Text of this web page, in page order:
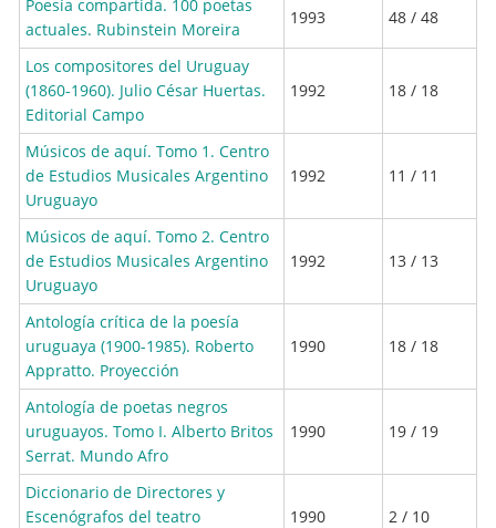
Poesía compartida. 100 poetas
actuales. Rubinstein Moreira
1993 48 / 48
Los compositores del Uruguay
(1860-1960). Julio César Huertas.
Editorial Campo
1992 18 / 18
Músicos de aquí. Tomo 1. Centro
de Estudios Musicales Argentino
Uruguayo
1992 11 / 11
Músicos de aquí. Tomo 2. Centro
de Estudios Musicales Argentino
Uruguayo
1992 13 / 13
Antología crítica de la poesía
uruguaya (1900-1985). Roberto
Appratto. Proyección
1990 18 / 18
Antología de poetas negros
uruguayos. Tomo I. Alberto Britos
Serrat. Mundo Afro
1990 19 / 19
Diccionario de Directores y
Escenógrafos del teatro
1990 2 / 10